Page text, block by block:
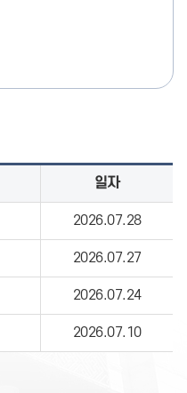
일자
2026.07.28
2026.07.27
2026.07.24
2026.07.10